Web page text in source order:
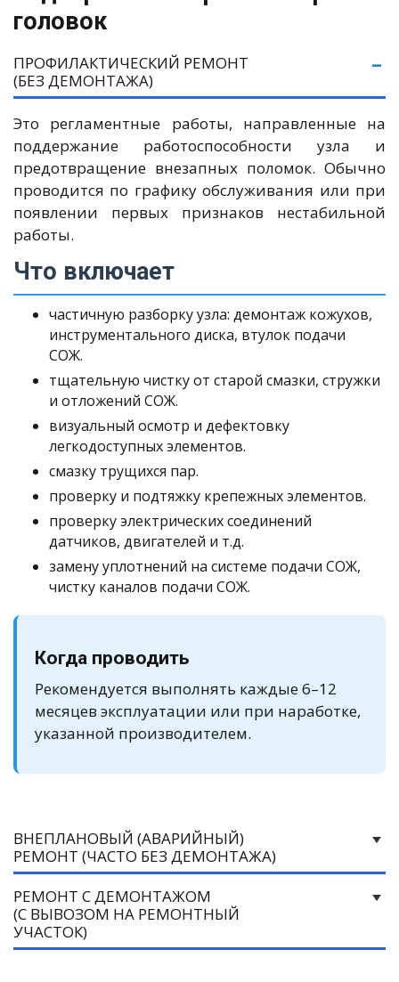
головок
ПРОФИЛАКТИЧЕСКИЙ РЕМОНТ
(БЕЗ ДЕМОНТАЖА)
Это регламентные работы, направленные на
поддержание работоспособности узла и
предотвращение внезапных поломок. Обычно
проводится по графику обслуживания или при
появлении первых признаков нестабильной
работы.
Что включает
частичную разборку узла: демонтаж кожухов,
инструментального диска, втулок подачи
СОЖ.
тщательную чистку от старой смазки, стружки
и отложений СОЖ.
визуальный осмотр и дефектовку
легкодоступных элементов.
смазку трущихся пар.
проверку и подтяжку крепежных элементов.
проверку электрических соединений
датчиков, двигателей и т.д.
замену уплотнений на системе подачи СОЖ,
чистку каналов подачи СОЖ.
Когда проводить
Рекомендуется выполнять каждые 6–12
месяцев эксплуатации или при наработке,
указанной производителем.
ВНЕПЛАНОВЫЙ (АВАРИЙНЫЙ)
РЕМОНТ (ЧАСТО БЕЗ ДЕМОНТАЖА)
РЕМОНТ С ДЕМОНТАЖОМ
(С ВЫВОЗОМ НА РЕМОНТНЫЙ
УЧАСТОК)